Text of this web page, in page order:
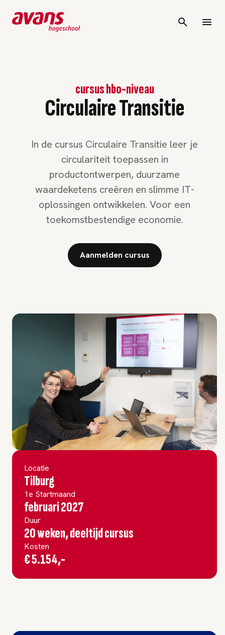
Circulaire Transitie
cursus hbo-niveau
​In de cursus Circulaire Transitie leer je
circulariteit toepassen in
productontwerpen, duurzame
waardeketens creëren en slimme IT-
oplossingen ontwikkelen. Voor een
toekomstbestendige economie.
Aanmelden cursus
Locatie
Tilburg
1e Startmaand
februari 2027
Duur
20 weken, deeltijd cursus
Kosten
€ 5.154,-